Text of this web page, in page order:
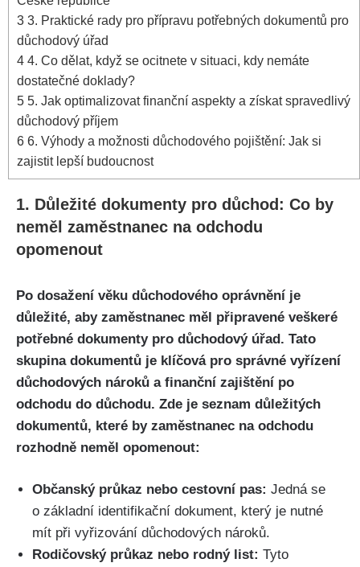
3 3. Praktické rady pro přípravu potřebných dokumentů pro
důchodový úřad
4 4. Co dělat, když se ocitnete v situaci, kdy nemáte
dostatečné doklady?
5 5. Jak optimalizovat finanční aspekty a získat spravedlivý
důchodový příjem
6 6. Výhody a možnosti důchodového pojištění: Jak si
zajistit lepší budoucnost
1. Důležité dokumenty pro důchod: Co by
neměl zaměstnanec na odchodu
opomenout
Po dosažení věku důchodového oprávnění je
důležité, aby zaměstnanec měl připravené veškeré
potřebné dokumenty pro důchodový úřad. Tato
skupina dokumentů je klíčová pro správné vyřízení
důchodových nároků a finanční zajištění po
odchodu do důchodu. Zde je seznam důležitých
dokumentů, které by zaměstnanec na odchodu
rozhodně neměl opomenout:
Občanský průkaz nebo cestovní pas: Jedná se
o základní identifikační dokument, který je nutné
mít při vyřizování důchodových nároků.
Rodičovský průkaz nebo rodný list: Tyto